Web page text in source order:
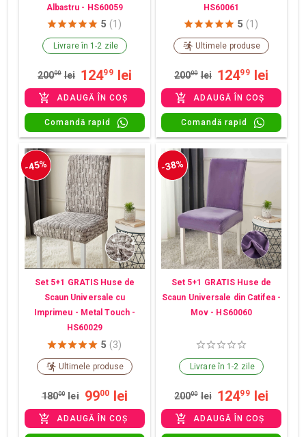
Albastru - HS60059
5 (1)
Livrare în 1-2 zile
20000 lei 12499 lei
ADAUGĂ ÎN COȘ
Comandă rapid
HS60061
5 (1)
Ultimele produse
20000 lei 12499 lei
ADAUGĂ ÎN COȘ
Comandă rapid
-45%
Set 5+1 GRATIS Huse de
Scaun Universale cu
Imprimeu - Metal Touch -
HS60029
5 (3)
Ultimele produse
18000 lei 9900 lei
ADAUGĂ ÎN COȘ
-38%
Set 5+1 GRATIS Huse de
Scaun Universale din Catifea -
Mov - HS60060
Livrare în 1-2 zile
20000 lei 12499 lei
ADAUGĂ ÎN COȘ